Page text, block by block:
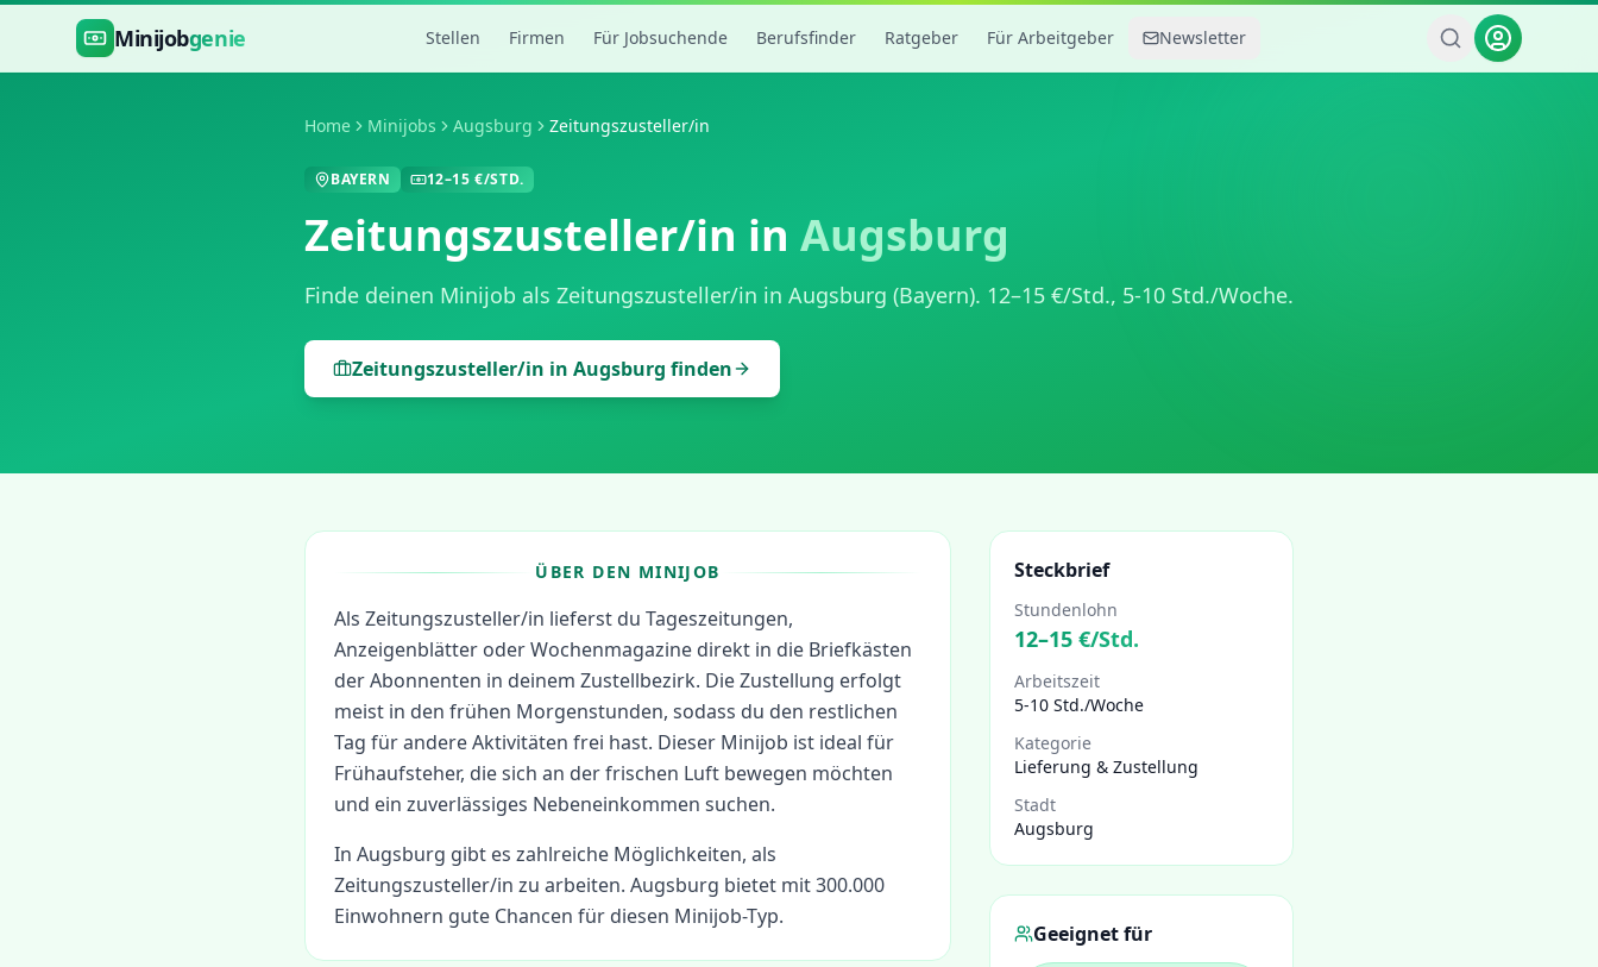
Zum Hauptinhalt springen
Minijobgenie Stellen Firmen Für Jobsuchende Berufsfinder Ratgeber Für Arbeitgeber Newsletter
Home Minijobs Augsburg Zeitungszusteller/in
BAYERN 12–15 €/STD.
Zeitungszusteller/in in Augsburg
Finde deinen Minijob als Zeitungszusteller/in in Augsburg (Bayern). 12–15 €/Std., 5-10 Std./Woche.
Zeitungszusteller/in in Augsburg finden
ÜBER DEN MINIJOB
Als Zeitungszusteller/in lieferst du Tageszeitungen,
Anzeigenblätter oder Wochenmagazine direkt in die Briefkästen
der Abonnenten in deinem Zustellbezirk. Die Zustellung erfolgt
meist in den frühen Morgenstunden, sodass du den restlichen
Tag für andere Aktivitäten frei hast. Dieser Minijob ist ideal für
Frühaufsteher, die sich an der frischen Luft bewegen möchten
und ein zuverlässiges Nebeneinkommen suchen.
In Augsburg gibt es zahlreiche Möglichkeiten, als
Zeitungszusteller/in zu arbeiten. Augsburg bietet mit 300.000
Einwohnern gute Chancen für diesen Minijob-Typ.
Steckbrief
Stundenlohn
12–15 €/Std.
Arbeitszeit
5-10 Std./Woche
Kategorie
Lieferung & Zustellung
Stadt
Augsburg
Geeignet für